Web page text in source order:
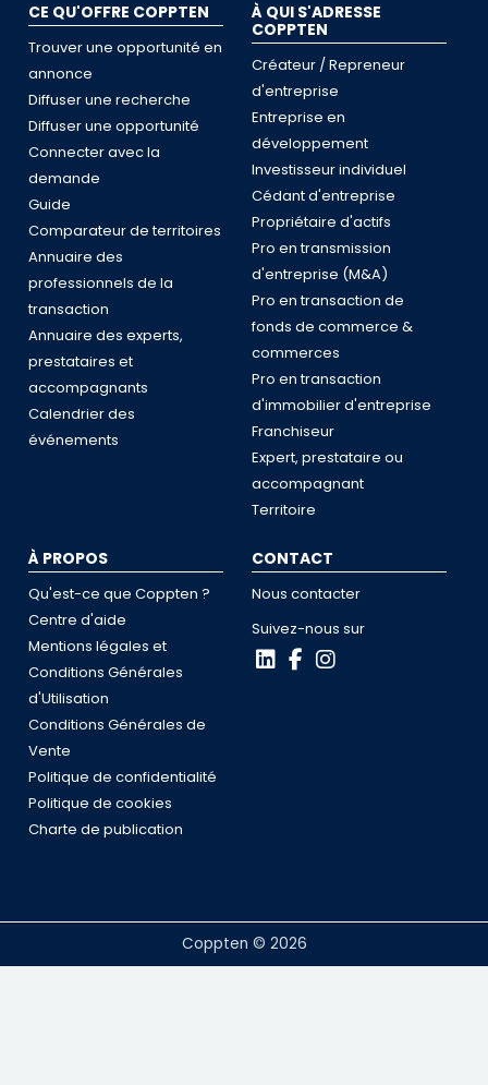
CE QU'OFFRE COPPTEN
Trouver une opportunité en
annonce
Diffuser une recherche
Diffuser une opportunité
Connecter avec la
demande
Guide
Comparateur de territoires
Annuaire des
professionnels de la
transaction
Annuaire des experts,
prestataires et
accompagnants
Calendrier des
événements
À QUI S'ADRESSE
COPPTEN
Créateur / Repreneur
d'entreprise
Entreprise en
développement
Investisseur individuel
Cédant d'entreprise
Propriétaire d'actifs
Pro en transmission
d'entreprise (M&A)
Pro en transaction de
fonds de commerce &
commerces
Pro en transaction
d'immobilier d'entreprise
Franchiseur
Expert, prestataire ou
accompagnant
Territoire
À PROPOS
Qu'est-ce que Coppten ?
Centre d'aide
Mentions légales et
Conditions Générales
d'Utilisation
Conditions Générales de
Vente
Politique de confidentialité
Politique de cookies
Charte de publication
CONTACT
Nous contacter
Suivez-nous sur
Coppten © 2026